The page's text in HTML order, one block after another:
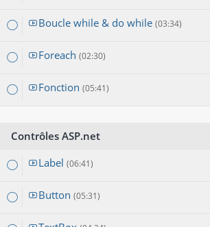
Boucle while & do while (03:34)
Foreach (02:30)
Fonction (05:41)
Contrôles ASP.net
Label (06:41)
Button (05:31)